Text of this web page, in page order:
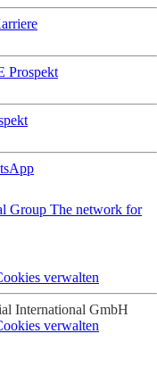
Prospekt
App
Group The network for
verwalten
International GmbH
verwalten